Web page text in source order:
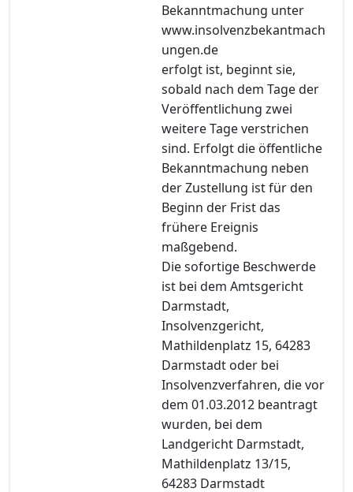
Bekanntmachung unter
www.insolvenzbekantmach
ungen.de
erfolgt ist, beginnt sie,
sobald nach dem Tage der
Veröffentlichung zwei
weitere Tage verstrichen
sind. Erfolgt die öffentliche
Bekanntmachung neben
der Zustellung ist für den
Beginn der Frist das
frühere Ereignis
maßgebend.
Die sofortige Beschwerde
ist bei dem Amtsgericht
Darmstadt,
Insolvenzgericht,
Mathildenplatz 15, 64283
Darmstadt oder bei
Insolvenzverfahren, die vor
dem 01.03.2012 beantragt
wurden, bei dem
Landgericht Darmstadt,
Mathildenplatz 13/15,
64283 Darmstadt